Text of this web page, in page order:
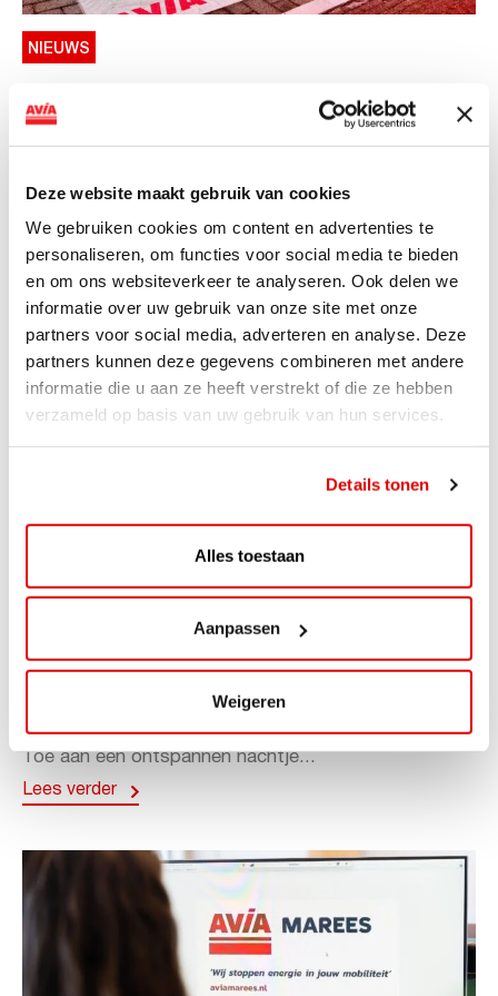
Deze website maakt gebruik van cookies
We gebruiken cookies om content en advertenties te
personaliseren, om functies voor social media te bieden
en om ons websiteverkeer te analyseren. Ook delen we
informatie over uw gebruik van onze site met onze
partners voor social media, adverteren en analyse. Deze
partners kunnen deze gegevens combineren met andere
informatie die u aan ze heeft verstrekt of die ze hebben
verzameld op basis van uw gebruik van hun services.
Details tonen
Alles toestaan
Aanpassen
Weigeren
NIEUWS
AVIA VOLT en Fletcher Hotels starten
landelijke uitrol van DC-
AVIA VOLT en Fletcher Hotels starten landelijke uitrol
van DC-snellaadinfrastructuur AVIA VOLT en...
Lees verder
ViaAVIA Super Deal: 20% korting bij
ViaAVIA Super Deal: €25 korting bij ViaLuxury Hotels
Toe aan een ontspannen nachtje...
Lees verder